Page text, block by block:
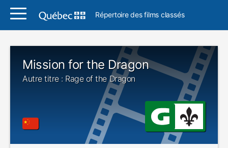
Répertoire des films classés
Mission for the Dragon
Autre titre : Rage of the Dragon